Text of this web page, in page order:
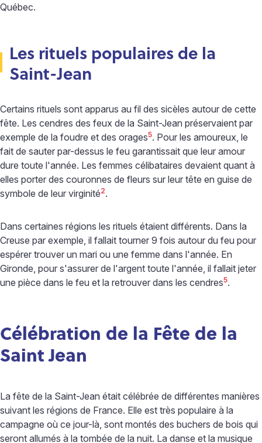
Québec.
Les rituels populaires de la
Saint-Jean
Certains rituels sont apparus au fil des sicèles autour de cette
fête. Les cendres des feux de la Saint-Jean préservaient par
exemple de la foudre et des orages5. Pour les amoureux, le
fait de sauter par-dessus le feu garantissait que leur amour
dure toute l'année. Les femmes célibataires devaient quant à
elles porter des couronnes de fleurs sur leur tête en guise de
symbole de leur virginité2.
Dans certaines régions les rituels étaient différents. Dans la
Creuse par exemple, il fallait tourner 9 fois autour du feu pour
espérer trouver un mari ou une femme dans l'année. En
Gironde, pour s'assurer de l'argent toute l'année, il fallait jeter
une pièce dans le feu et la retrouver dans les cendres5.
Célébration de la Fête de la
Saint Jean
La fête de la Saint-Jean était célébrée de différentes manières
suivant les régions de France. Elle est très populaire à la
campagne où ce jour-là, sont montés des buchers de bois qui
seront allumés à la tombée de la nuit. La danse et la musique